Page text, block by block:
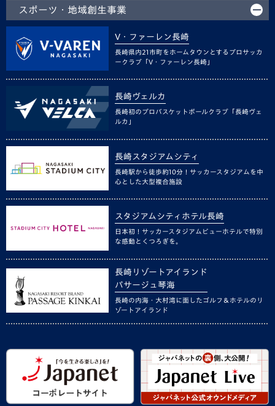
スポーツ・地域創生事業
V・ファーレン長崎
長崎県内21市町をホームタウンとするプロサッカ
ークラブ「V・ファーレン長崎」
長崎ヴェルカ
長崎初のプロバスケットボールクラブ「長崎ヴェ
ルカ」
長崎スタジアムシティ
長崎駅から徒歩約10分！サッカースタジアムを中
心とした大型複合施設
スタジアムシティホテル長崎
日本初！サッカースタジアムビューホテルで特別
な感動とくつろぎを。
長崎リゾートアイランド
パサージュ琴海
長崎の内海・大村湾に面したゴルフ＆ホテルのリ
ゾートアイランド